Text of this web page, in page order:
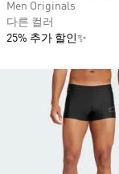
Men Originals
다른 컬러
25% 추가 할인✨